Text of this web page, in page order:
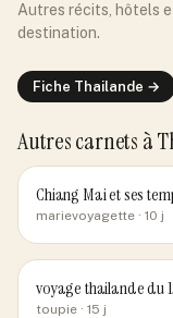
Autres récits, hôtels
destination.
Fiche Thailande →
Autres carnets à
Chiang Mai et ses
marievoyagette · 10 j
voyage thailande du
toupie · 15 j